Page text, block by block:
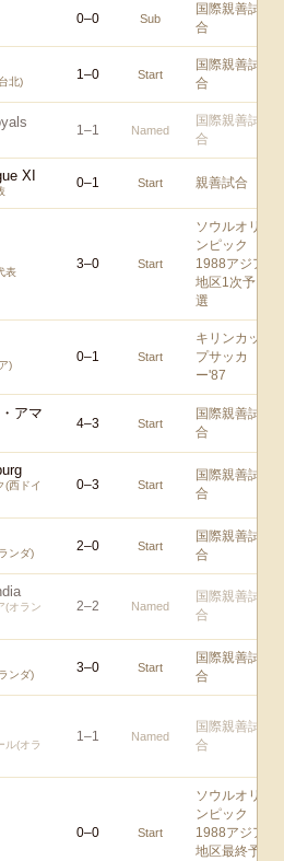
0–0 Sub
国際親善試
合
北) 1–0 Start
国際親善試
合
1–1 Named
国際親善試
合
XI 0–1 Start 親善試合
表
3–0 Start
ソウルオリ
ンピック
1988アジア
地区1次予
選
)
0–1 Start
キリンカッ
プサッカ
ー'87
アマ
4–3 Start
国際親善試
合
(西ドイ
0–3 Start
国際親善試
合
ンダ) 2–0 Start
国際親善試
合
(オラン
2–2 Named
国際親善試
合
ンダ) 3–0 Start
国際親善試
合
ル(オラ
1–1 Named
国際親善試
合
0–0 Start
ソウルオリ
ンピック
1988アジア
地区最終予